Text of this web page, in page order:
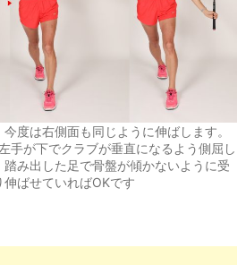
度は右側面も同じように伸ばします。
手が下でクラブが垂直になるよう側屈し
み出した足で骨盤が傾かないように受
ばせていればOKです